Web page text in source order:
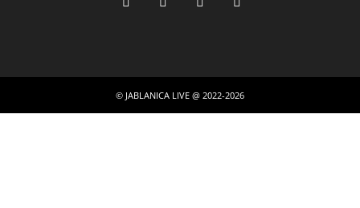
© JABLANICA LIVE @ 2022-2026